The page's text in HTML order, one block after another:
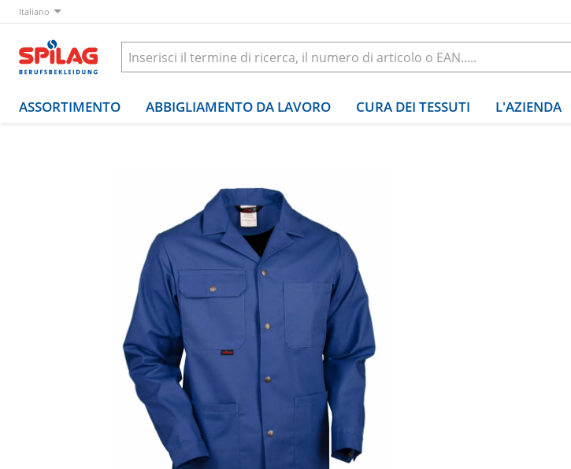
Italiano
ASSORTIMENTO ABBIGLIAMENTO DA LAVORO CURA DEI TESSUTI L'AZIENDA